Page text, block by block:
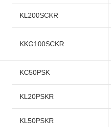
KL200SCKR
KKG100SCKR
KC50PSK
KL20PSKR
KL50PSKR